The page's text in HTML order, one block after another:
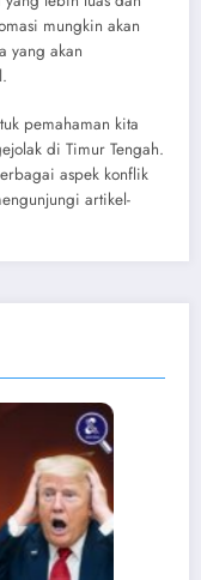
mungkin akan
yang akan
pemahaman kita
di Timur Tengah.
aspek konflik
artikel-